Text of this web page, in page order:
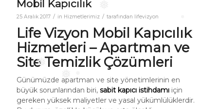
❅
❅
❅
❅
❅
Mobil Kapıcılık
25 Aralık 2017 / in Hizmetlerimiz / tarafından lifevizyon
Life Vizyon Mobil Kapıcılık
Hizmetleri – Apartman ve
Site Temizlik Çözümleri
Günümüzde apartman ve site yönetimlerinin en
büyük sorunlarından biri, sabit kapıcı istihdamıiçin
gereken yüksek maliyetler ve yasal yükümlülüklerdir.